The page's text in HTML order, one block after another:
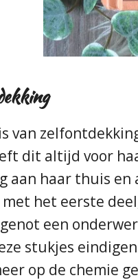
van
dit altijd voor
aan haar thuis
het eerste
een
stukjes
op de chemie